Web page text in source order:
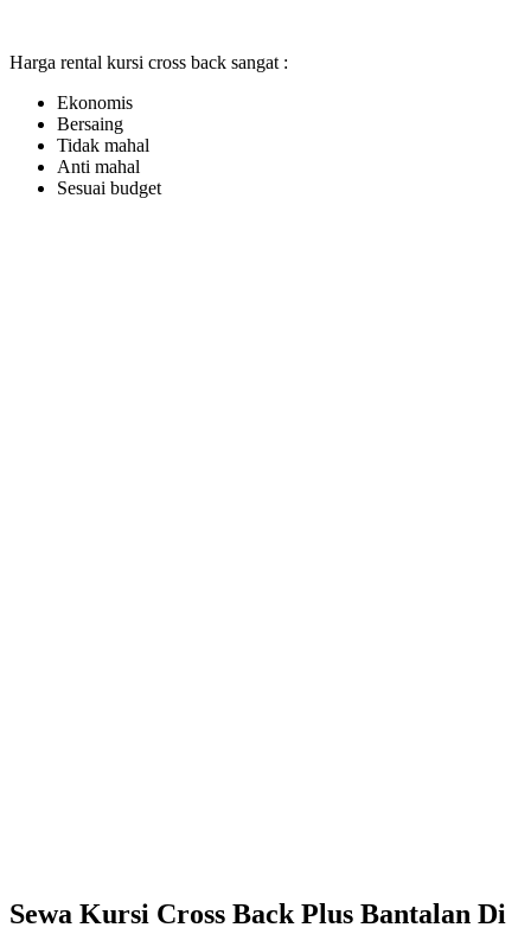
Harga rental kursi cross back sangat :
Ekonomis
Bersaing
Tidak mahal
Anti mahal
Sesuai budget
Sewa Kursi Cross Back Plus Bantalan Di